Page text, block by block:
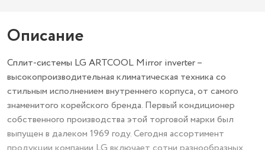
Описание
Сплит-системы LG ARTCOOL Mirror inverter –
высокопроизводительная климатическая техника со
стильным исполнением внутреннего корпуса, от самого
знаменитого корейского бренда. Первый кондиционер
собственного производства этой торговой марки был
выпущен в далеком 1969 году. Сегодня ассортимент